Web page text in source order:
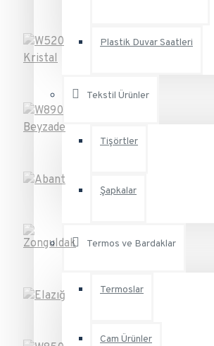
Plastik Duvar Saatleri
Tekstil Ürünler
Tişörtler
Şapkalar
Termos ve Bardaklar
Termoslar
Cam Ürünler